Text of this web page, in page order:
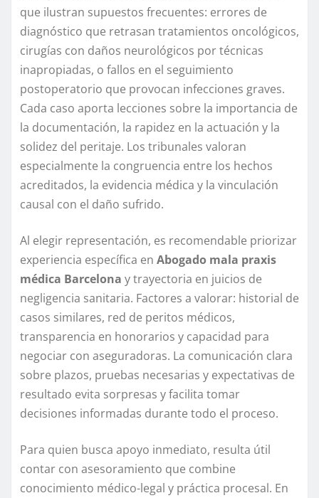
que ilustran supuestos frecuentes: errores de
diagnóstico que retrasan tratamientos oncológicos,
cirugías con daños neurológicos por técnicas
inapropiadas, o fallos en el seguimiento
postoperatorio que provocan infecciones graves.
Cada caso aporta lecciones sobre la importancia de
la documentación, la rapidez en la actuación y la
solidez del peritaje. Los tribunales valoran
especialmente la congruencia entre los hechos
acreditados, la evidencia médica y la vinculación
causal con el daño sufrido.
Al elegir representación, es recomendable priorizar
experiencia específica en Abogado mala praxis
médica Barcelona y trayectoria en juicios de
negligencia sanitaria. Factores a valorar: historial de
casos similares, red de peritos médicos,
transparencia en honorarios y capacidad para
negociar con aseguradoras. La comunicación clara
sobre plazos, pruebas necesarias y expectativas de
resultado evita sorpresas y facilita tomar
decisiones informadas durante todo el proceso.
Para quien busca apoyo inmediato, resulta útil
contar con asesoramiento que combine
conocimiento médico-legal y práctica procesal. En